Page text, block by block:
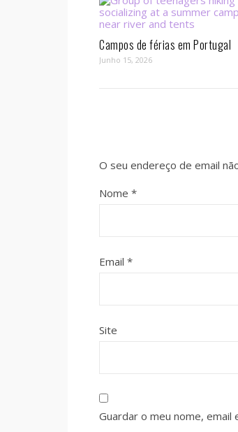
Campos de férias em Portugal
Junho 15, 2026
O seu endereço de email
Nome *
Email *
Site
Guardar o meu nome,